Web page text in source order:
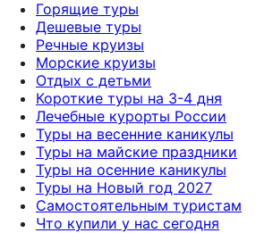
Горящие туры
Дешевые туры
Речные круизы
Морские круизы
Отдых с детьми
Короткие туры на 3-4 дня
Лечебные курорты России
Туры на весенние каникулы
Туры на майские праздники
Туры на осенние каникулы
Туры на Новый год 2027
Самостоятельным туристам
Что купили у нас сегодня